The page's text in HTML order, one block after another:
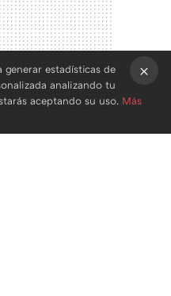
estadísticas de
analizando tu
aceptando su uso. Más